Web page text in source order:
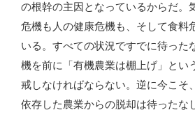
の根幹の主因となっているからだ。
危機も人の健康危機も、そして食料
いる。すべての状況ですでに待った
機を前に「有機農業は棚上げ」とい
戒しなければならない。逆に今こそ
依存した農業からの脱却は待ったな